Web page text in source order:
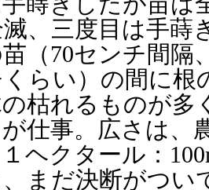
、三度目は手蒔
（70センチ間隔
らい）の間に根
の枯れるものが多
仕事。広さは、
１ヘクタール：
まだ決断がつい